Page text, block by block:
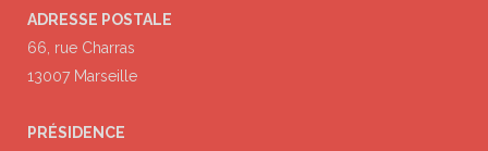
ADRESSE POSTALE
66, rue Charras
13007 Marseille
PRÉSIDENCE